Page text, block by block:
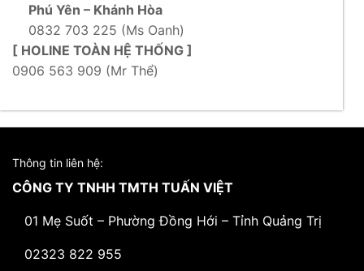
Phú Yên – Khánh Hòa
0832 703 225 (Ms Oanh)
[ HOLINE TOÀN HỆ THỐNG ]
0906 563 909 (Mr Thể)
Thông tin liên hệ:
CÔNG TY TNHH TMTH TUẤN VIỆT
01 Mẹ Suốt – Phường Đồng Hới – Tỉnh Quảng Trị
02323 822 955